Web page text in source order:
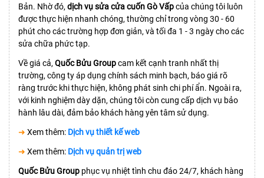
Bản. Nhờ đó,dịch vụ sửa cửa cuốn Gò Vấpcủa chúng tôi luôn
được thực hiện nhanh chóng, thường chỉ trong vòng 30 - 60
phút cho các trường hợp đơn giản, và tối đa 1 - 3 ngày cho các
sửa chữa phức tạp.
Về giá cả,Quốc Bửu Groupcam kết cạnh tranh nhất thị
trường, công ty áp dụng chính sách minh bạch, báo giá rõ
ràng trước khi thực hiện, không phát sinh chi phí ẩn. Ngoài ra,
với kinh nghiệm dày dặn, chúng tôi còn cung cấp dịch vụ bảo
hành lâu dài, đảm bảo khách hàng yên tâm sử dụng.
➜ Xem thêm: Dịch vụ thiết kế web
➜ Xem thêm: Dịch vụ quản trị web
Quốc Bửu Group phục vụ nhiệt tình chu đáo 24/7, khách hàng